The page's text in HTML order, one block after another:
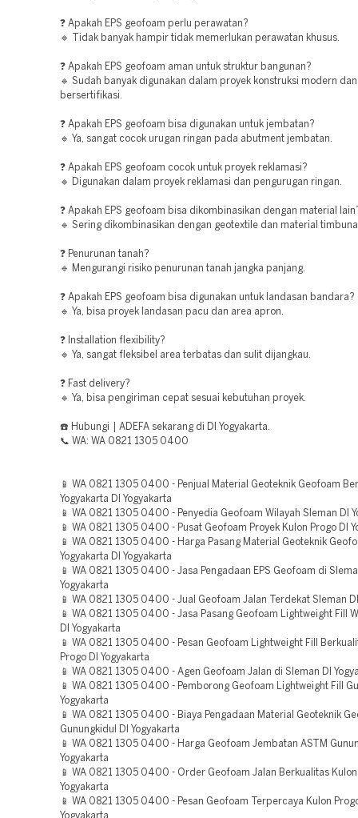
❓ Apakah EPS geofoam perlu perawatan?
🔹 Tidak banyak hampir tidak memerlukan perawatan khusus.
❓ Apakah EPS geofoam aman untuk struktur bangunan?
🔹 Sudah banyak digunakan dalam proyek konstruksi modern dan
bersertifikasi.
❓ Apakah EPS geofoam bisa digunakan untuk jembatan?
🔹 Ya, sangat cocok urugan ringan pada abutment jembatan.
❓ Apakah EPS geofoam cocok untuk proyek reklamasi?
🔹 Digunakan dalam proyek reklamasi dan pengurugan ringan.
❓ Apakah EPS geofoam bisa dikombinasikan dengan material
🔹 Sering dikombinasikan dengan geotextile dan material
❓ Penurunan tanah?
🔹 Mengurangi risiko penurunan tanah jangka panjang.
❓ Apakah EPS geofoam bisa digunakan untuk landasan bandara?
🔹 Ya, bisa proyek landasan pacu dan area apron.
❓ Installation flexibility?
🔹 Ya, sangat fleksibel area terbatas dan sulit dijangkau.
❓ Fast delivery?
🔹 Ya, bisa pengiriman cepat sesuai kebutuhan proyek.
☎️ Hubungi | ADEFA sekarang di DI Yogyakarta.
📞 WA: WA 0821 1305 0400
📱 WA 0821 1305 0400 - Penjual Material Geoteknik Geofoam
Yogyakarta DI Yogyakarta
📱 WA 0821 1305 0400 - Penyedia Geofoam Wilayah Sleman DI
📱 WA 0821 1305 0400 - Pusat Geofoam Proyek Kulon Progo DI
📱 WA 0821 1305 0400 - Harga Pasang Material Geoteknik
Yogyakarta DI Yogyakarta
📱 WA 0821 1305 0400 - Jasa Pengadaan EPS Geofoam di
Yogyakarta
📱 WA 0821 1305 0400 - Jual Geofoam Jalan Terdekat Sleman
📱 WA 0821 1305 0400 - Jasa Pasang Geofoam Lightweight Fill
DI Yogyakarta
📱 WA 0821 1305 0400 - Pesan Geofoam Lightweight Fill
Progo DI Yogyakarta
📱 WA 0821 1305 0400 - Agen Geofoam Jalan di Sleman DI
📱 WA 0821 1305 0400 - Pemborong Geofoam Lightweight Fill
Yogyakarta
📱 WA 0821 1305 0400 - Biaya Pengadaan Material Geoteknik
Gunungkidul DI Yogyakarta
📱 WA 0821 1305 0400 - Harga Geofoam Jembatan ASTM
Yogyakarta
📱 WA 0821 1305 0400 - Order Geofoam Jalan Berkualitas Kulon
Yogyakarta
📱 WA 0821 1305 0400 - Pesan Geofoam Terpercaya Kulon
Yogyakarta